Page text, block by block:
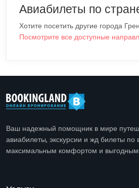
Авиабилеты по
Хотите посетить другие города
Посмотрите все доступные
Ваш надежный помощник в мире
авиабилеты, экскурсии и жд билеты по
максимальным комфортом и